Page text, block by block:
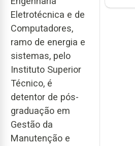
Eletrotécnica e de
Computadores,
ramo de energia e
sistemas, pelo
Instituto Superior
Técnico, é
detentor de pós-
graduação em
Gestão da
Manutenção e